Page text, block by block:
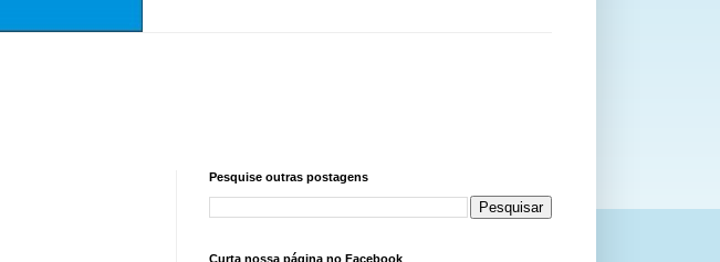
Pesquise outras postagens
Curta nossa página no Facebook